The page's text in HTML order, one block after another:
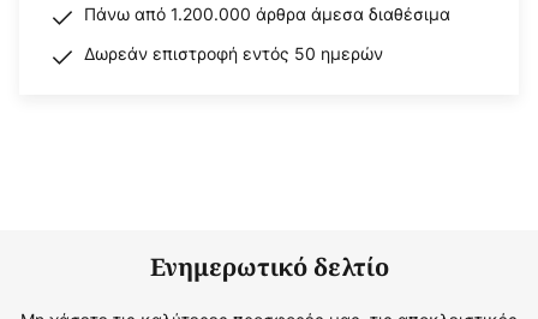
Πάνω από 1.200.000 άρθρα άμεσα διαθέσιμα
Δωρεάν επιστροφή εντός 50 ημερών
Ενημερωτικό δελτίο